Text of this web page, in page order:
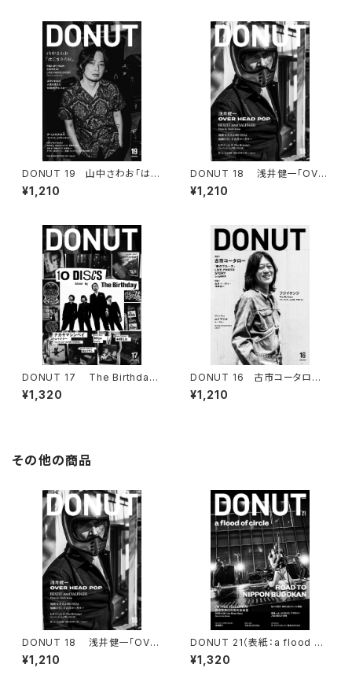
DONUT 19 山中さわお「はじ
まりの日」
¥1,210
DONUT 18 浅井健一「OVE
R HEAD POP」／ 池袋交差点2
4時「FINAL」
¥1,210
DONUT 17 The Birthday
「10 DISCS」
¥1,320
DONUT 16 古市コータロー
「赤のブルース」
¥1,210
その他の商品
DONUT 18 浅井健一「OVE
R HEAD POP」／ 池袋交差点2
4時「FINAL」
¥1,210
DONUT 21（表紙：a flood of
circle）ポストカード付
¥1,320